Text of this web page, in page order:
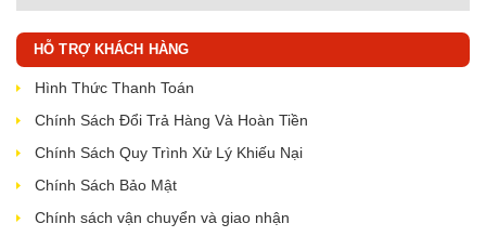
HỖ TRỢ KHÁCH HÀNG
Hình Thức Thanh Toán
Chính Sách Đổi Trả Hàng Và Hoàn Tiền
Chính Sách Quy Trình Xử Lý Khiếu Nại
Chính Sách Bảo Mật
Chính sách vận chuyển và giao nhận